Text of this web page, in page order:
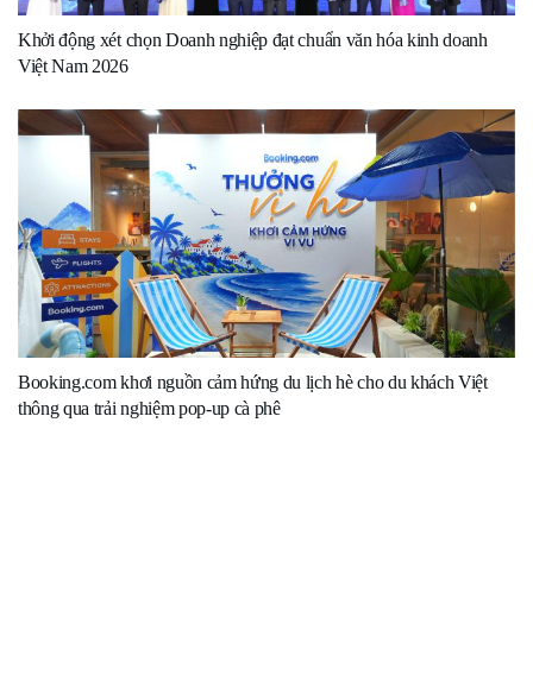
Khởi động xét chọn Doanh nghiệp đạt chuẩn văn hóa kinh doanh
Việt Nam 2026
Booking.com khơi nguồn cảm hứng du lịch hè cho du khách Việt
thông qua trải nghiệm pop-up cà phê